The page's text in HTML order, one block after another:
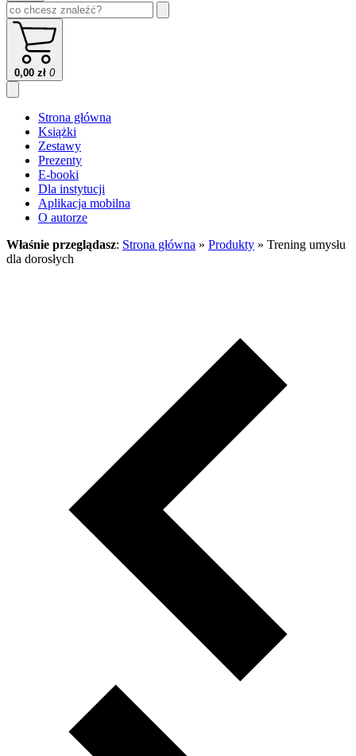
0,00 zł 0
Strona główna
Książki
Zestawy
Prezenty
E-booki
Dla instytucji
Aplikacja mobilna
O autorze
Właśnie przeglądasz: Strona główna » Produkty » Trening umysłu
dla dorosłych